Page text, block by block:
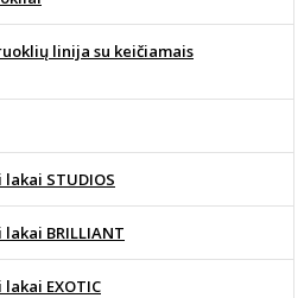
linija su keičiamais
STUDIOS
BRILLIANT
EXOTIC